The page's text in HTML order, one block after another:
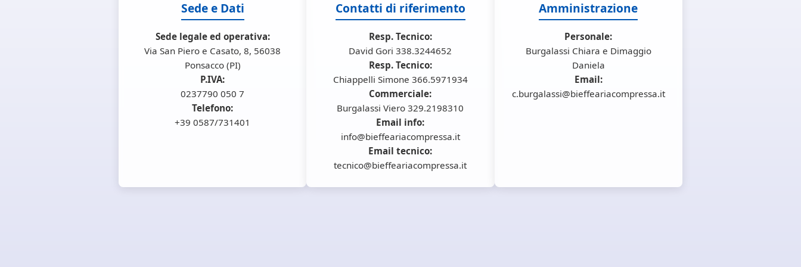
Sede e Dati
Sede legale ed operativa:
Via San Piero e Casato, 8, 56038
Ponsacco (PI)
P.IVA:
0237790 050 7
Telefono:
+39 0587/731401
Contatti di riferimento
Resp. Tecnico:
David Gori 338.3244652
Resp. Tecnico:
Chiappelli Simone 366.5971934
Commerciale:
Burgalassi Viero 329.2198310
Email info:
info@bieffeariacompressa.it
Email tecnico:
tecnico@bieffeariacompressa.it
Amministrazione
Personale:
Burgalassi Chiara e Dimaggio
Daniela
Email:
c.burgalassi@bieffeariacompressa.it